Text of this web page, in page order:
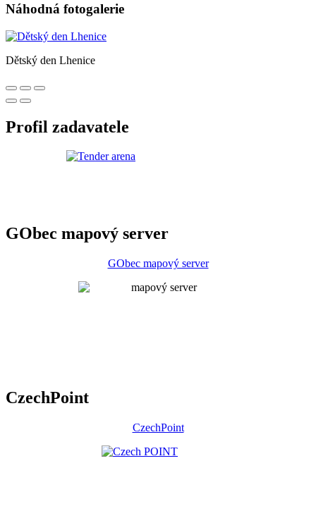
Náhodná fotogalerie
Dětský den Lhenice
Profil zadavatele
GObec mapový server
GObec mapový server
CzechPoint
CzechPoint